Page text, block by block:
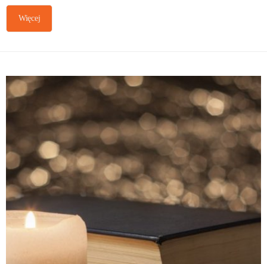
Więcej